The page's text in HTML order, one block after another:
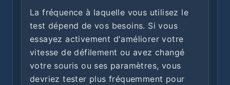
La fréquence à laquelle vous utilisez le
test dépend de vos besoins. Si vous
essayez activement d'améliorer votre
vitesse de défilement ou avez changé
votre souris ou ses paramètres, vous
devriez tester plus fréquemment pour